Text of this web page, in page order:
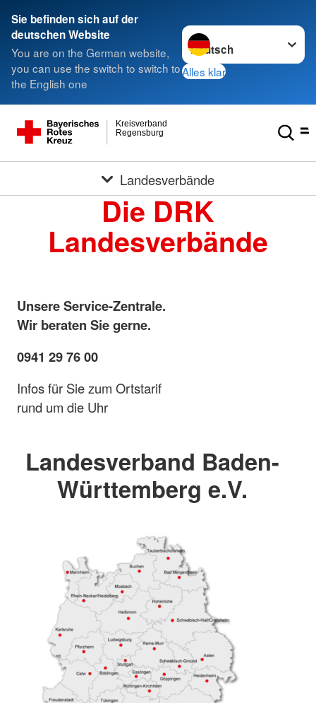
Sie befinden sich auf der
deutschen Website
You are on the German website,
you can use the switch to switch to
the English one
Sprache wechseln zu
Alles klar
Regensburg
Kreisverband
Landesverbände
Die DRK
Landesverbände
Unsere Service-Zentrale.
Wir beraten Sie gerne.
0941 29 76 00
Infos für Sie zum Ortstarif
rund um die Uhr
Landesverband Baden-
Württemberg e.V.